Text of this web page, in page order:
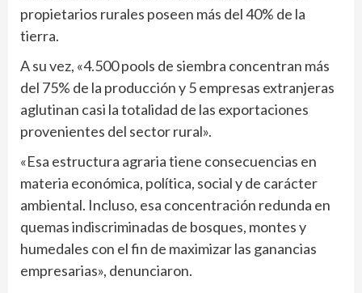
propietarios rurales poseen más del 40% de la
tierra.
A su vez, «4.500 pools de siembra concentran más
del 75% de la producción y 5 empresas extranjeras
aglutinan casi la totalidad de las exportaciones
provenientes del sector rural».
«Esa estructura agraria tiene consecuencias en
materia económica, política, social y de carácter
ambiental. Incluso, esa concentración redunda en
quemas indiscriminadas de bosques, montes y
humedales con el fin de maximizar las ganancias
empresarias», denunciaron.